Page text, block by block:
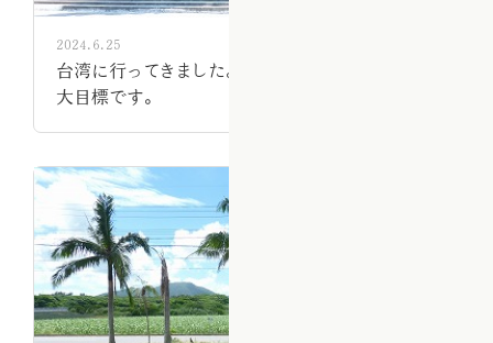
2024.6.25
台湾に行ってきました。丸山大飯店に泊まるのが
大目標です。